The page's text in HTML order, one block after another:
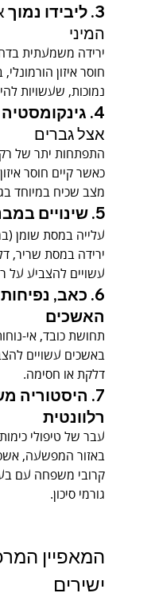
3. ליבידו נמוך
המיני
ירידה משמעתית
חוסר איזון
נמוכות, שעשויות
4. גינקומסטיה
אצל גברים
התפתחות יתר של
כאשר קיים חוסר
מצב שכיח במיוחד
5. שינויים
עלייה במסת שומן
ירידה במסת שריר,
עשויים להצביע על
6. כאב,
האשכים
תחושת כובד, אי-
באשכים עשויים
דלקת או חסימה.
7. היסטוריה
רלוונטית
עבר של טיפולי
באזור המפשעה,
קרובי משפחה עם
גורמי סיכון.
המאפיין
ישירים